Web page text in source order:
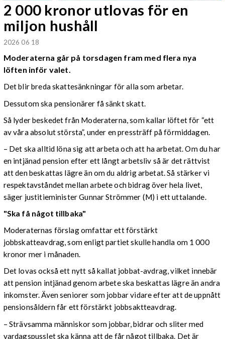
2 000 kronor utlovas för en
miljon hushåll
2026 06 18
Moderaterna går på torsdagen fram med flera nya
löften inför valet.
Det blir breda skattesänkningar för alla som arbetar.
Dessutom ska pensionärer få sänkt skatt.
Så lyder beskedet från Moderaterna, som kallar löftet för “ett
av våra absolut största”, under en pressträff på förmiddagen.
– Det ska alltid löna sig att arbeta och att ha arbetat. Om du har
en intjänad pension efter ett långt arbetsliv så är det rättvist
att den beskattas lägre än om du aldrig arbetat. Så stärker vi
respektavståndet mellan arbete och bidrag över hela livet,
säger justitieminister Gunnar Strömmer (M) i ett uttalande.
"Ska få något tillbaka"
Moderaternas förslag omfattar ett förstärkt
jobbskatteavdrag, som enligt partiet skulle handla om 1 000
kronor mer i månaden.
Det lovas också ett nytt så kallat jobbat-avdrag, vilket innebär
att pension intjänad genom arbete ska beskattas lägre än andra
inkomster. Även seniorer som jobbar vidare efter att de uppnått
pensionsåldern får ett förstärkt jobbsaktteavdrag.
–Strävsamma människor som jobbar, bidrar och sliter med
vardagspusslet ska känna att de får något tillbaka. Det är